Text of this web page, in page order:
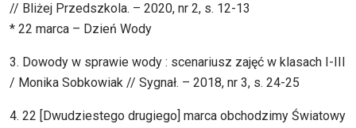
// Bliżej Przedszkola. – 2020, nr 2, s. 12-13
* 22 marca – Dzień Wody
3. Dowody w sprawie wody : scenariusz zajęć w klasach I-III
/ Monika Sobkowiak // Sygnał. – 2018, nr 3, s. 24-25
4. 22 [Dwudziestego drugiego] marca obchodzimy Światowy